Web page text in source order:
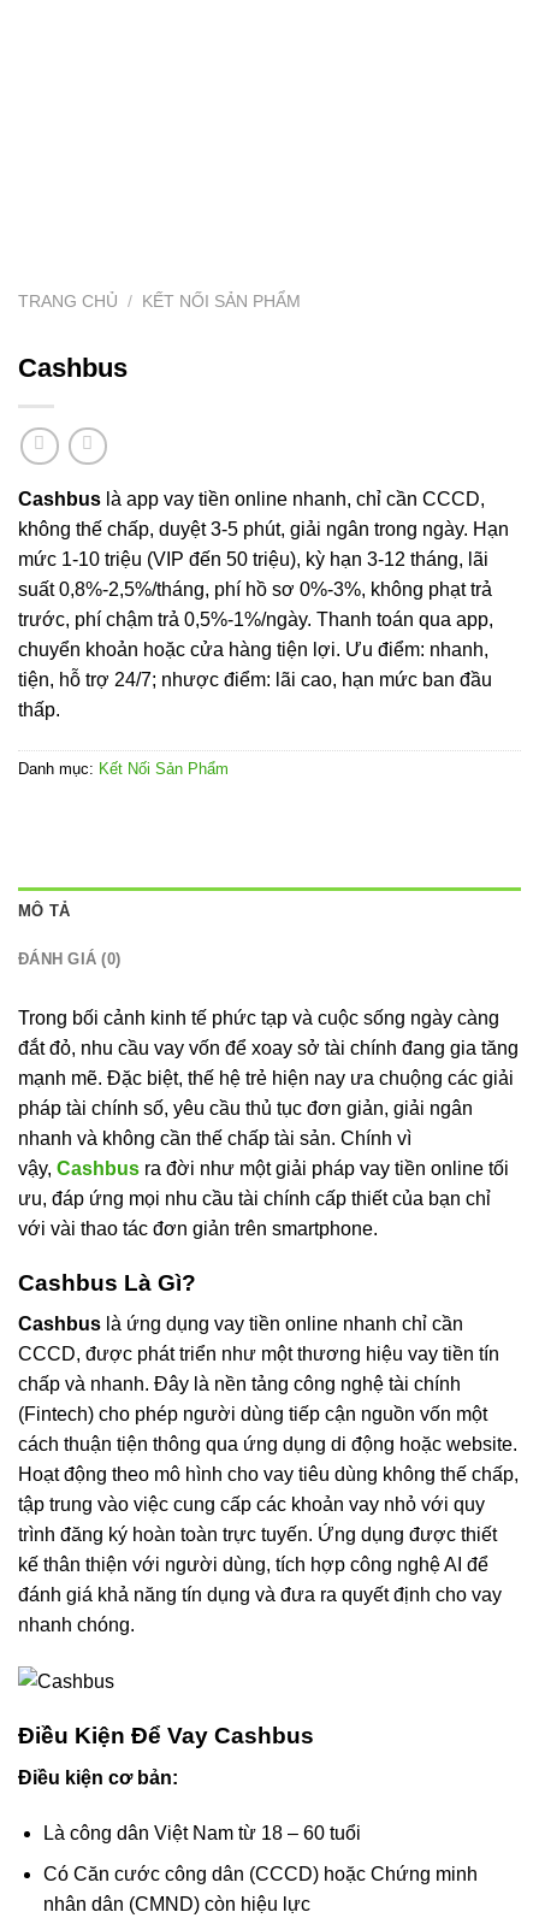
TRANG CHỦ / KẾT NỐI SẢN PHẨM
Cashbus
Cashbus là app vay tiền online nhanh, chỉ cần CCCD,
không thế chấp, duyệt 3-5 phút, giải ngân trong ngày. Hạn
mức 1-10 triệu (VIP đến 50 triệu), kỳ hạn 3-12 tháng, lãi
suất 0,8%-2,5%/tháng, phí hồ sơ 0%-3%, không phạt trả
trước, phí chậm trả 0,5%-1%/ngày. Thanh toán qua app,
chuyển khoản hoặc cửa hàng tiện lợi. Ưu điểm: nhanh,
tiện, hỗ trợ 24/7; nhược điểm: lãi cao, hạn mức ban đầu
thấp.
Danh mục: Kết Nối Sản Phẩm
MÔ TẢ
ĐÁNH GIÁ (0)
Trong bối cảnh kinh tế phức tạp và cuộc sống ngày càng
đắt đỏ, nhu cầu vay vốn để xoay sở tài chính đang gia tăng
mạnh mẽ. Đặc biệt, thế hệ trẻ hiện nay ưa chuộng các giải
pháp tài chính số, yêu cầu thủ tục đơn giản, giải ngân
nhanh và không cần thế chấp tài sản. Chính vì
vậy, Cashbus ra đời như một giải pháp vay tiền online tối
ưu, đáp ứng mọi nhu cầu tài chính cấp thiết của bạn chỉ
với vài thao tác đơn giản trên smartphone.
Cashbus Là Gì?
Cashbus là ứng dụng vay tiền online nhanh chỉ cần
CCCD, được phát triển như một thương hiệu vay tiền tín
chấp và nhanh. Đây là nền tảng công nghệ tài chính
(Fintech) cho phép người dùng tiếp cận nguồn vốn một
cách thuận tiện thông qua ứng dụng di động hoặc website.
Hoạt động theo mô hình cho vay tiêu dùng không thế chấp,
tập trung vào việc cung cấp các khoản vay nhỏ với quy
trình đăng ký hoàn toàn trực tuyến. Ứng dụng được thiết
kế thân thiện với người dùng, tích hợp công nghệ AI để
đánh giá khả năng tín dụng và đưa ra quyết định cho vay
nhanh chóng.
Điều Kiện Để Vay Cashbus
Điều kiện cơ bản:
Là công dân Việt Nam từ 18 – 60 tuổi
Có Căn cước công dân (CCCD) hoặc Chứng minh
nhân dân (CMND) còn hiệu lực